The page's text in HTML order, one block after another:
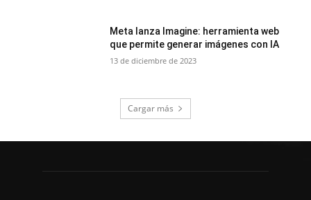
Meta lanza Imagine: herramienta web
que permite generar imágenes con IA
13 de diciembre de 2023
Cargar más